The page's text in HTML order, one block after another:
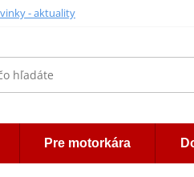
- aktuality
Pre motorkára